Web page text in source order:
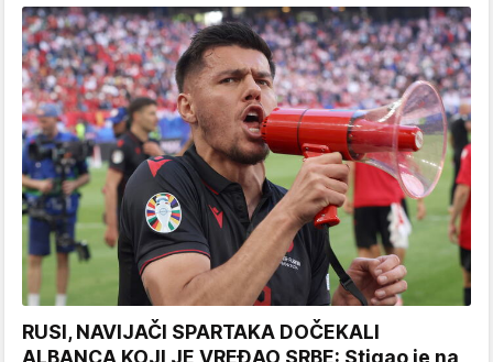
RUSI, NAVIJAČI SPARTAKA DOČEKALI
ALBANCA KOJI JE VREĐAO SRBE: Stigao je na